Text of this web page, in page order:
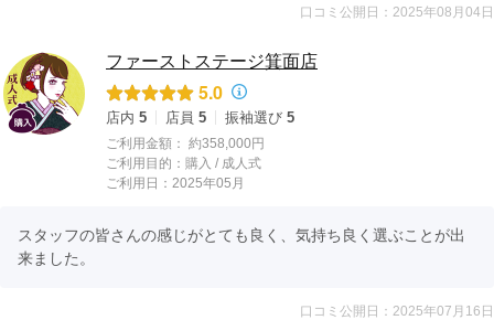
口コミ公開日：2025年08月04日
ファーストステージ箕面店
5.0
店内 5 店員 5 振袖選び 5
ご利用金額： 約358,000円
ご利用目的： 購入 / 成人式
ご利用日：2025年05月
スタッフの皆さんの感じがとても良く、気持ち良く選ぶことが出
来ました。
口コミ公開日：2025年07月16日